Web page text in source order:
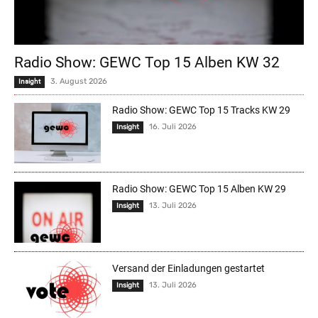
Radio Show: GEWC Top 15 Alben KW 32
Insight 3. August 2026
Radio Show: GEWC Top 15 Tracks KW 29
Insight 16. Juli 2026
Radio Show: GEWC Top 15 Alben KW 29
Insight 13. Juli 2026
Versand der Einladungen gestartet
Insight 13. Juli 2026